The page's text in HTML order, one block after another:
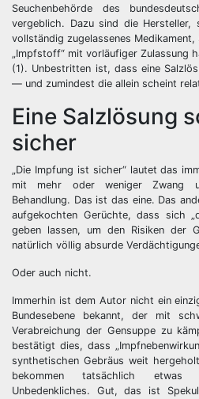
Seuchenbehörde des
vergeblich. Dazu sind die
vollständig zugelassenes Medikament,
„Impfstoff“ mit vorläufiger Zulassung
(1). Unbestritten ist, dass eine
— und zumindest die allein scheint
Eine Salzlösung
sicher
„Die Impfung ist sicher“ lautet das
mit mehr oder weniger Zwang
Behandlung. Das ist das eine. Das
aufgekochten Gerüchte, dass sich
geben lassen, um den Risiken der
natürlich völlig absurde
Oder auch nicht.
Immerhin ist dem Autor nicht ein
Bundesebene bekannt, der mit
Verabreichung der Gensuppe zu
bestätigt dies, dass
synthetischen Gebräus weit
bekommen tatsächlich etwas
Unbedenkliches. Gut, das ist